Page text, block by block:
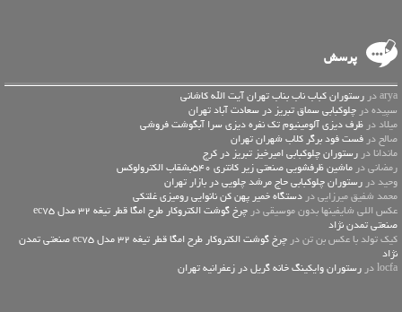
پرسش
arya در
رستوران کباب ناب بناب تهران آیت الله کاشانی
سپیده در چلوکبابی سماق تبریز در سعادت آباد تهران
میلاد در ظرف دیزی آلومینیوم تک نفره دیزی سرا آبگوشت فروشی
صالح در فست فود برگر کلاب شهران تهران
ماندانا در رستوران چلوکبابی امیرخیز تبریز در کرج
رمضانی در ماشین ظرفشویی صنعتی زیر کانتری 540بشقاب الکترولوکس
وحید در رستوران چلوکبابی حاج مرشد چلویی در بازار تهران
محمد شفیق میرزایی در دستگاه خمیر پهن کن نانوایی رومیزی غلتکی
عكس اللي شايفينها بدون موسيقى در
چرخ گوشت الکتروکار طرح امگا قطر تیغه 32 مدل ec75
صنعتی تمدن نژاد
کیک تولد با عکس بن تن در
چرخ گوشت الکتروکار طرح امگا قطر تیغه 32 مدل ec75 صنعتی تمدن
نژاد
locfa در
رستوران وایکینگ خانه گریل در زعفرانیه تهران